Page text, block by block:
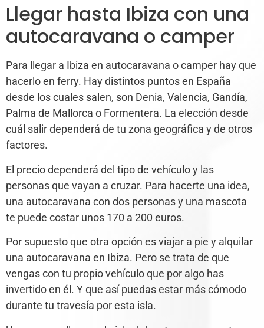
Llegar hasta Ibiza con una
autocaravana o camper
Para llegar a Ibiza en autocaravana o camper hay que
hacerlo en ferry. Hay distintos puntos en España
desde los cuales salen, son Denia, Valencia, Gandía,
Palma de Mallorca o Formentera. La elección desde
cuál salir dependerá de tu zona geográfica y de otros
factores.
El precio dependerá del tipo de vehículo y las
personas que vayan a cruzar. Para hacerte una idea,
una autocaravana con dos personas y una mascota
te puede costar unos 170 a 200 euros.
Por supuesto que otra opción es viajar a pie y alquilar
una autocaravana en Ibiza. Pero se trata de que
vengas con tu propio vehículo que por algo has
invertido en él. Y que así puedas estar más cómodo
durante tu travesía por esta isla.